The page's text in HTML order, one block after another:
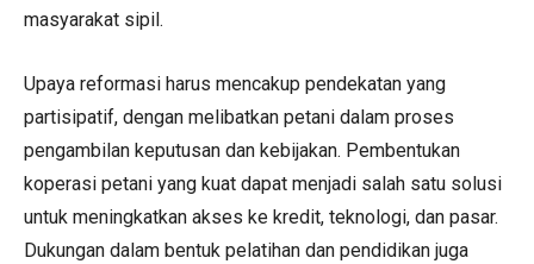
masyarakat sipil.
Upaya reformasi harus mencakup pendekatan yang
partisipatif, dengan melibatkan petani dalam proses
pengambilan keputusan dan kebijakan. Pembentukan
koperasi petani yang kuat dapat menjadi salah satu solusi
untuk meningkatkan akses ke kredit, teknologi, dan pasar.
Dukungan dalam bentuk pelatihan dan pendidikan juga